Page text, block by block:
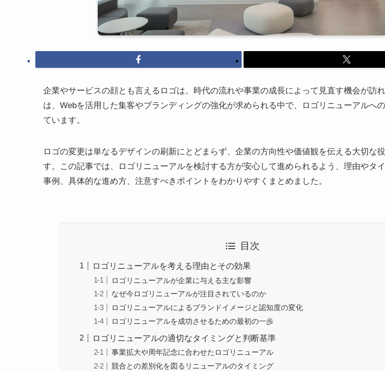
企業やサービスの顔とも言えるロゴは、時代の流れや事業の成長によって見直す機会が訪
は、Webを活用した集客やブランディングの強化が求められる中で、ロゴリニューアルへ
ています。
ロゴの変更は単なるデザインの刷新にとどまらず、企業の方向性や価値観を伝える大切な
す。この記事では、ロゴリニューアルを検討する方が安心して進められるよう、理由やタ
事例、具体的な進め方、注意すべきポイントをわかりやすくまとめました。
目次
ロゴリニューアルを考える理由とその効果
ロゴリニューアルが企業に与える主な影響
なぜ今ロゴリニューアルが注目されているのか
ロゴリニューアルによるブランドイメージと認知度の変化
ロゴリニューアルを成功させるための最初の一歩
ロゴリニューアルの適切なタイミングと判断基準
事業拡大や周年記念に合わせたロゴリニューアル
競合との差別化を図るリニューアルのタイミング